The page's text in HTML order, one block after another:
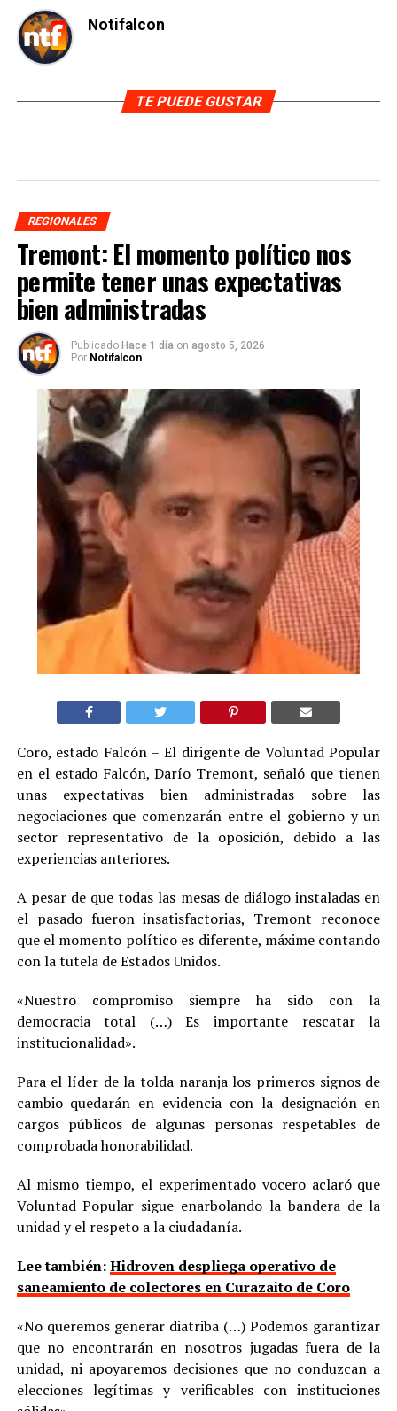
Notifalcon
TE PUEDE GUSTAR
REGIONALES
Tremont: El momento político nos
permite tener unas expectativas
bien administradas
Publicado Hace 1 día on agosto 5, 2026
Por Notifalcon
Coro, estado Falcón – El dirigente de Voluntad Popular
en el estado Falcón, Darío Tremont, señaló que tienen
unas expectativas bien administradas sobre las
negociaciones que comenzarán entre el gobierno y un
sector representativo de la oposición, debido a las
experiencias anteriores.
A pesar de que todas las mesas de diálogo instaladas en
el pasado fueron insatisfactorias, Tremont reconoce
que el momento político es diferente, máxime contando
con la tutela de Estados Unidos.
«Nuestro compromiso siempre ha sido con la
democracia total (…) Es importante rescatar la
institucionalidad».
Para el líder de la tolda naranja los primeros signos de
cambio quedarán en evidencia con la designación en
cargos públicos de algunas personas respetables de
comprobada honorabilidad.
Al mismo tiempo, el experimentado vocero aclaró que
Voluntad Popular sigue enarbolando la bandera de la
unidad y el respeto a la ciudadanía.
Lee también:Hidroven despliega operativo de
saneamiento de colectores en Curazaito de Coro
«No queremos generar diatriba (…) Podemos garantizar
que no encontrarán en nosotros jugadas fuera de la
unidad, ni apoyaremos decisiones que no conduzcan a
elecciones legítimas y verificables con instituciones